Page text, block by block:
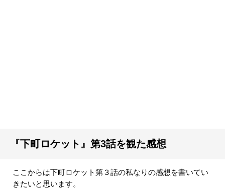
『下町ロケット』第3話を観た感想
ここからは下町ロケット第３話の私なりの感想を書いてい
きたいと思います。